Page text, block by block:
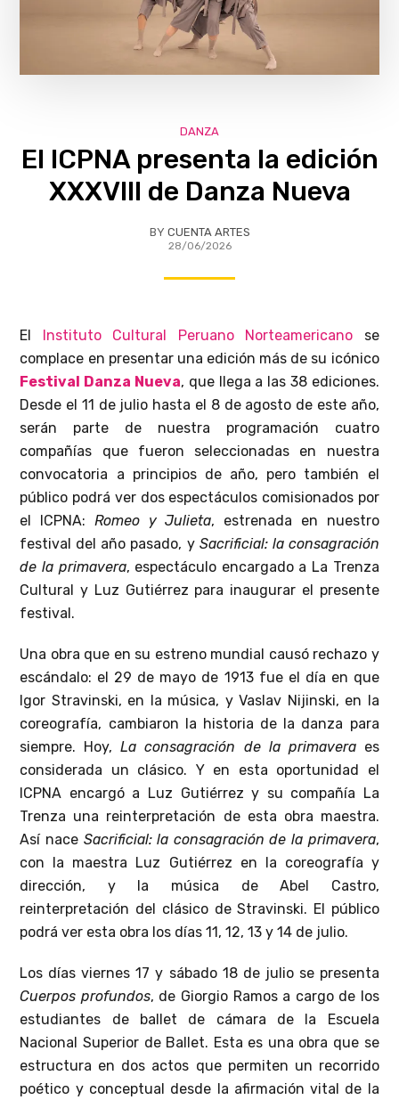
DANZA
El ICPNA presenta la edición
XXXVIII de Danza Nueva
BY CUENTA ARTES
28/06/2026
El Instituto Cultural Peruano Norteamericano se
complace en presentar una edición más de su icónico
Festival Danza Nueva, que llega a las 38 ediciones.
Desde el 11 de julio hasta el 8 de agosto de este año,
serán parte de nuestra programación cuatro
compañías que fueron seleccionadas en nuestra
convocatoria a principios de año, pero también el
público podrá ver dos espectáculos comisionados por
el ICPNA: Romeo y Julieta, estrenada en nuestro
festival del año pasado, y Sacrificial: la consagración
de la primavera, espectáculo encargado a La Trenza
Cultural y Luz Gutiérrez para inaugurar el presente
festival.
Una obra que en su estreno mundial causó rechazo y
escándalo: el 29 de mayo de 1913 fue el día en que
Igor Stravinski, en la música, y Vaslav Nijinski, en la
coreografía, cambiaron la historia de la danza para
siempre. Hoy,La consagración de la primaveraes
considerada un clásico. Y en esta oportunidad el
ICPNA encargó a Luz Gutiérrez y su compañía La
Trenza una reinterpretación de esta obra maestra.
Así nace Sacrificial: la consagración de la primavera,
con la maestra Luz Gutiérrez en la coreografía y
dirección, y la música de Abel Castro,
reinterpretación del clásico de Stravinski. El público
podrá ver esta obra los días 11, 12, 13 y 14 de julio.
Los días viernes 17 y sábado 18 de julio se presenta
Cuerpos profundos, de Giorgio Ramos a cargo de los
estudiantes de ballet de cámara de la Escuela
Nacional Superior de Ballet. Esta es una obra que se
estructura en dos actos que permiten un recorrido
poético y conceptual desde la afirmación vital de la